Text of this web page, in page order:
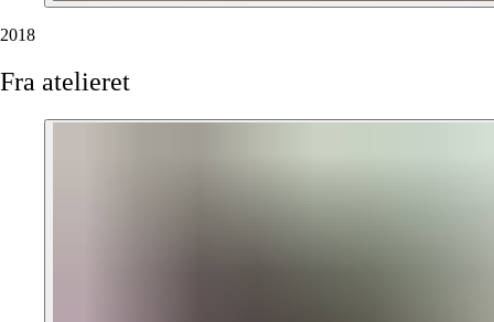
2018
Fra atelieret